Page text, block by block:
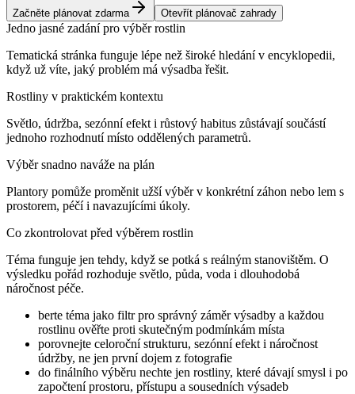
Začněte plánovat zdarma Otevřít plánovač zahrady
Jedno jasné zadání pro výběr rostlin
Tematická stránka funguje lépe než široké hledání v encyklopedii,
když už víte, jaký problém má výsadba řešit.
Rostliny v praktickém kontextu
Světlo, údržba, sezónní efekt i růstový habitus zůstávají součástí
jednoho rozhodnutí místo oddělených parametrů.
Výběr snadno naváže na plán
Plantory pomůže proměnit užší výběr v konkrétní záhon nebo lem s
prostorem, péčí i navazujícími úkoly.
Co zkontrolovat před výběrem rostlin
Téma funguje jen tehdy, když se potká s reálným stanovištěm. O
výsledku pořád rozhoduje světlo, půda, voda i dlouhodobá
náročnost péče.
berte téma jako filtr pro správný záměr výsadby a každou
rostlinu ověřte proti skutečným podmínkám místa
porovnejte celoroční strukturu, sezónní efekt i náročnost
údržby, ne jen první dojem z fotografie
do finálního výběru nechte jen rostliny, které dávají smysl i po
započtení prostoru, přístupu a sousedních výsadeb